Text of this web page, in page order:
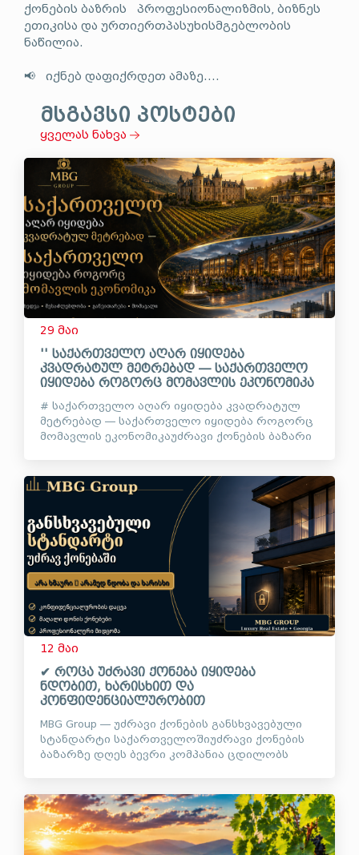
ქონების ბაზრის პროფესიონალიზმის, ბიზნეს
ეთიკისა და ურთიერთპასუხისმგებლობის
ნაწილია.
📢 იქნებ დაფიქრდეთ ამაზე....
მსგავსი პოსტები
ყველას ნახვა
29 მაი
'' საქართველო აღარ იყიდება
კვადრატულ მეტრებად — საქართველო
იყიდება როგორც მომავლის ეკონომიკა
# საქართველო აღარ იყიდება კვადრატულ
მეტრებად — საქართველო იყიდება როგორც
მომავლის ეკონომიკაუძრავი ქონების ბაზარი
ნაკვეთების ბაზარი....
12 მაი
✔ როცა უძრავი ქონება იყიდება
ნდობით, ხარისხით და
კონფიდენციალურობით
MBG Group — უძრავი ქონების განსხვავებული
სტანდარტი საქართველოშიუძრავი ქონების
ბაზარზე დღეს ბევრი კომპანია ცდილობს
საჯაროობ...